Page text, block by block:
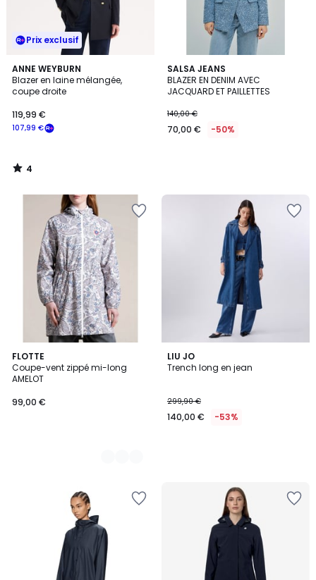
Prix exclusif
ANNE WEYBURN
Blazer en laine mélangée,
coupe droite
107,99 €
119,99 €
4
/
5
4
/
SALSA JEANS
BLAZER EN DENIM AVEC
JACQUARD ET PAILLETTES
140,00 €
70,00 € -50%
FLOTTE
Coupe-vent zippé mi-long
AMELOT
99,00 €
2
Couleurs
LIU JO
Trench long en jean
299,90 €
140,00 € -53%